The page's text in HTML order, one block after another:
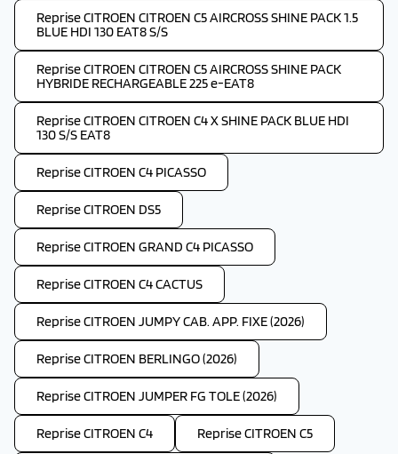
Reprise CITROEN CITROEN C5 AIRCROSS SHINE PACK 1.5
BLUE HDI 130 EAT8 S/S
Reprise CITROEN CITROEN C5 AIRCROSS SHINE PACK
HYBRIDE RECHARGEABLE 225 e-EAT8
Reprise CITROEN CITROEN C4 X SHINE PACK BLUE HDI
130 S/S EAT8
Reprise CITROEN C4 PICASSO
Reprise CITROEN DS5
Reprise CITROEN GRAND C4 PICASSO
Reprise CITROEN C4 CACTUS
Reprise CITROEN JUMPY CAB. APP. FIXE (2026)
Reprise CITROEN BERLINGO (2026)
Reprise CITROEN JUMPER FG TOLE (2026)
Reprise CITROEN C4 Reprise CITROEN C5